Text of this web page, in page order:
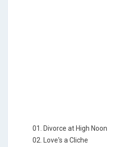
01. Divorce at High Noon
02. Love's a Cliche